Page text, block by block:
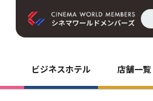
ビジネスホテル 店舗一覧